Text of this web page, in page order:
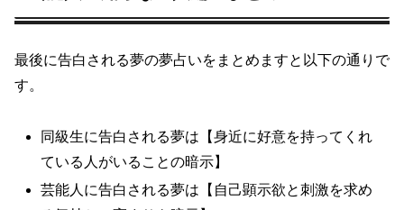
最後に告白される夢の夢占いをまとめますと以下の通りで
す。
同級生に告白される夢は【身近に好意を持ってくれ
ている人がいることの暗示】
芸能人に告白される夢は【自己顕示欲と刺激を求め